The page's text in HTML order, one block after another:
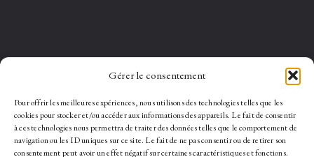
Gérer le consentement
Pour offrir les meilleures expériences, nous utilisons des technologies telles que les
cookies pour stocker et/ou accéder aux informations des appareils. Le fait de consentir
à ces technologies nous permettra de traiter des données telles que le comportement de
navigation ou les ID uniques sur ce site. Le fait de ne pas consentir ou de retirer son
consentement peut avoir un effet négatif sur certaines caractéristiques et fonctions.
du Lundi au Vendredi
08:00 – 18:00
————————————